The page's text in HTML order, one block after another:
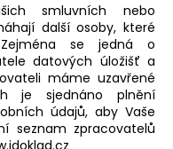
smluvních nebo
další osoby, které
se jedná o
datových úložišť a
máme uzavřené
je sjednáno plnění
údajů, aby Vaše
seznam zpracovatelů